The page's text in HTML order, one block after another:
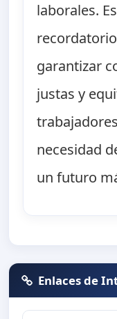
laborales.
garantizar
justas y
necesidad
un futuro
Enlaces de